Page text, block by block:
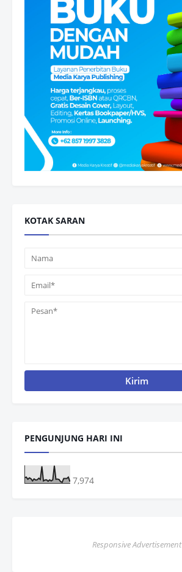
KOTAK SARAN
PENGUNJUNG HARI INI
7,974
Responsive Advertisement